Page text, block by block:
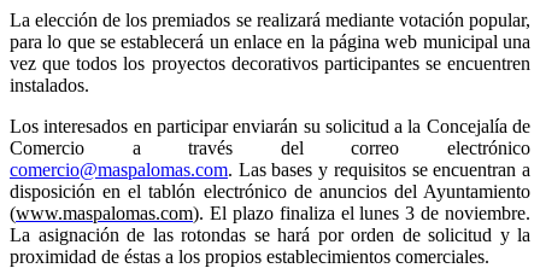
La elección de los premiados se realizará mediante votación popular,
para lo que se establecerá un enlace en la página web municipal una
vez que todos los proyectos decorativos participantes se encuentren
instalados.
Los interesados en participar enviarán su solicitud a la Concejalía de
Comercio a través del correo electrónico
comercio@maspalomas.com. Las bases y requisitos se encuentran a
disposición en el tablón electrónico de anuncios del Ayuntamiento
(www.maspalomas.com). El plazo finaliza el lunes 3 de noviembre.
La asignación de las rotondas se hará por orden de solicitud y la
proximidad de éstas a los propios establecimientos comerciales.